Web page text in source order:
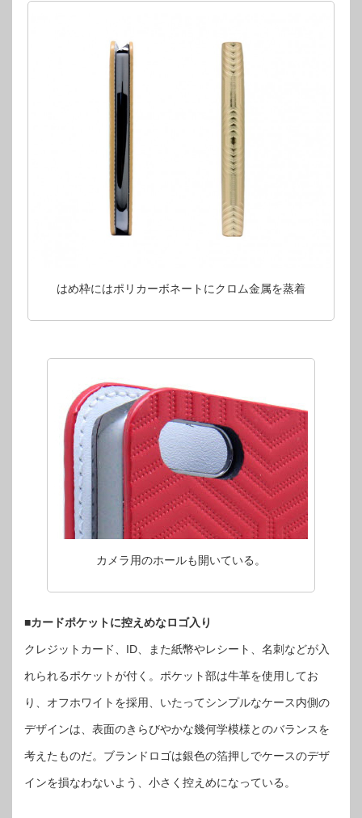
はめ枠にはポリカーボネートにクロム金属を蒸着
カメラ用のホールも開いている。
■カードポケットに控えめなロゴ入り
クレジットカード、ID、また紙幣やレシート、名刺などが入
れられるポケットが付く。ポケット部は牛革を使用してお
り、オフホワイトを採用、いたってシンプルなケース内側の
デザインは、表面のきらびやかな幾何学模様とのバランスを
考えたものだ。ブランドロゴは銀色の箔押しでケースのデザ
インを損なわないよう、小さく控えめになっている。